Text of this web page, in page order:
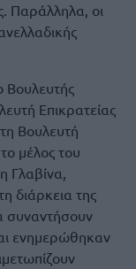
Παράλληλα, οι
Βουλευτής
Επικρατείας
Βουλευτή
μέλος του
Γλαβίνα,
διάρκεια της
συναντήσουν
ενημερώθηκαν